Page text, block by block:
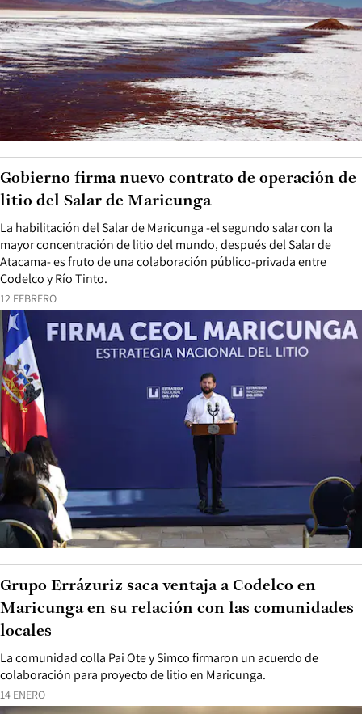
12 FEBRERO
La habilitación del Salar de Maricunga -el segundo salar con la
mayor concentración de litio del mundo, después del Salar de
Atacama- es fruto de una colaboración público-privada entre
Codelco y Río Tinto.
Gobierno firma nuevo contrato de operación de
litio del Salar de Maricunga
14 ENERO
La comunidad colla Pai Ote y Simco firmaron un acuerdo de
colaboración para proyecto de litio en Maricunga.
Grupo Errázuriz saca ventaja a Codelco en
Maricunga en su relación con las comunidades
locales